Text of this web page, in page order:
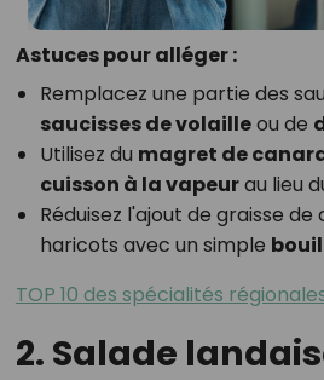
Astuces pour alléger :
Remplacez une partie des
saucisses de volailleou de
Utilisez du magret de
cuisson à la vapeurau lieu
Réduisez l'ajout de graisse
haricots avec un simple
TOP 10 des spécialités
2. Salade